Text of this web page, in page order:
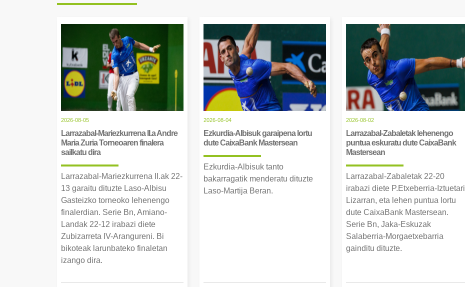
2026-08-05
Larrazabal-Mariezkurrena II.a Andre
Maria Zuria Torneoaren finalera
sailkatu dira
Larrazabal-Mariezkurrena II.ak 22-
13 garaitu dituzte Laso-Albisu
Gasteizko torneoko lehenengo
finalerdian. Serie Bn, Amiano-
Landak 22-12 irabazi diete
Zubizarreta IV-Arangureni. Bi
bikoteak larunbateko finaletan
izango dira.
2026-08-04
Ezkurdia-Albisuk garaipena lortu
dute CaixaBank Mastersean
Ezkurdia-Albisuk tanto
bakarragatik menderatu dituzte
Laso-Martija Beran.
2026-08-02
Larrazabal-Zabaletak lehenengo
puntua eskuratu dute CaixaBank
Mastersean
Larrazabal-Zabaletak 22-20
irabazi diete P.Etxeberria-Iztuetari
Lizarran, eta lehen puntua lortu
dute CaixaBank Mastersean.
Serie Bn, Jaka-Eskuzak
Salaberria-Morgaetxebarria
gainditu dituzte.